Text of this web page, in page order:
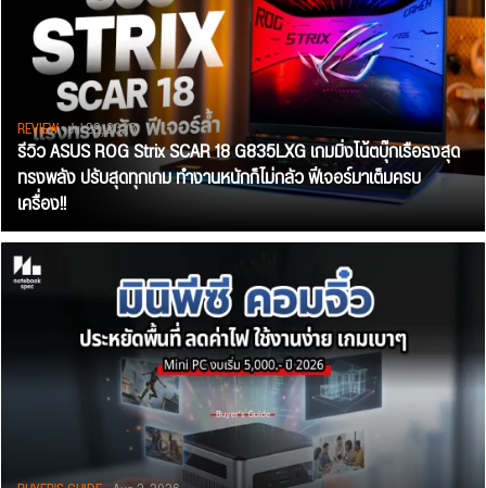
REVIEW• Jul 28, 2026
รีวิว ASUS ROG Strix SCAR 18 G835LXG เกมมิ่งโน้ตบุ๊กเรือธงสุด
ทรงพลัง ปรับสุดทุกเกม ทำงานหนักก็ไม่กลัว ฟีเจอร์มาเต็มครบ
เครื่อง!!